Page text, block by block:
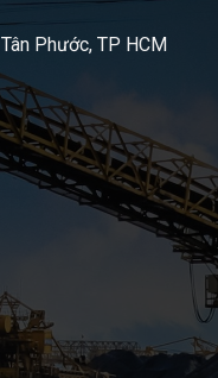
Phước, TP HCM